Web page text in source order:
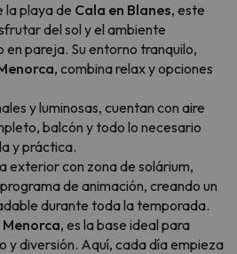
la playa de Cala en Blanes, este
del sol y el ambiente
pareja. Su entorno tranquilo,
, combina relax y opciones
y luminosas, cuentan con aire
balcón y todo lo necesario
y práctica.
exterior con zona de solárium,
de animación, creando un
durante toda la temporada.
Menorca, es la base ideal para
y diversión. Aquí, cada día empieza